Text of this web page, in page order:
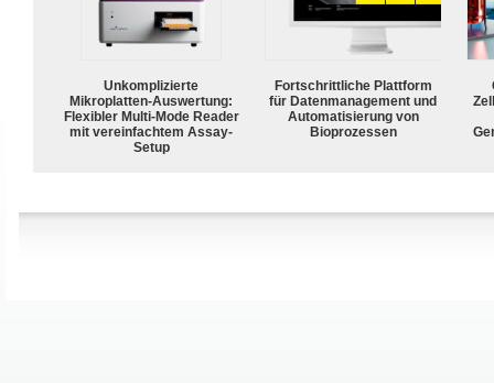
Unkomplizierte
Mikroplatten-Auswertung:
Flexibler Multi-Mode Reader
mit vereinfachtem Assay-
Setup
Fortschrittliche Plattform
für Datenmanagement und
Automatisierung von
Bioprozessen